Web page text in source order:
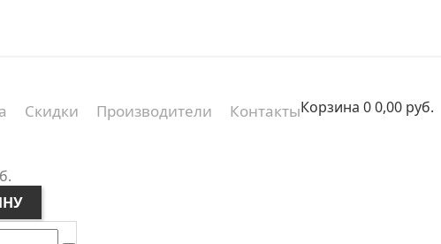
Скидки Производители КонтактыКорзина 00,00 руб.